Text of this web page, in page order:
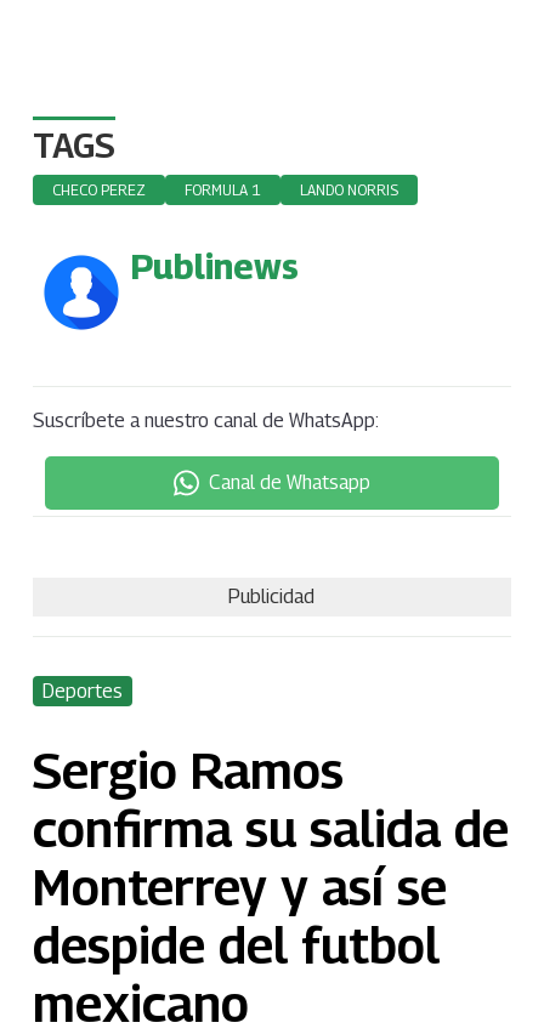
TAGS
CHECO PEREZ FORMULA 1 LANDO NORRIS
Publinews
Suscríbete a nuestro canal de WhatsApp:
Canal de Whatsapp
Publicidad
Deportes
Sergio Ramos
confirma su salida de
Monterrey y así se
despide del futbol
mexicano